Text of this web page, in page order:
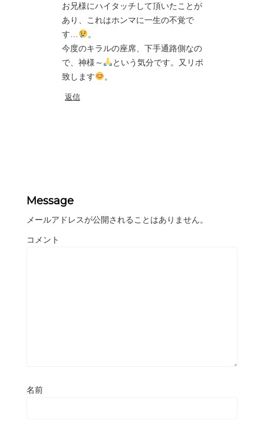
お兄様にハイタッチして頂いたことが
あり、これはホンマに一生の不覚で
す…
。
今度のキラルの座席、下手通路側なの
で、神様～
という気分です。又リポ
致します
。
返信
Message
メールアドレスが公開されることはありません。
コメント
名前